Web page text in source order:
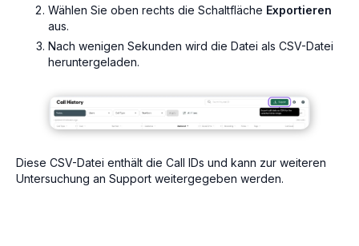
Wählen Sie oben rechts die Schaltfläche Exportieren
aus.
Nach wenigen Sekunden wird die Datei als CSV-Datei
heruntergeladen.
Diese CSV-Datei enthält die Call IDs und kann zur weiteren
Untersuchung an Support weitergegeben werden.